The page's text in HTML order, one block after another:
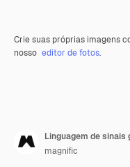
Crie suas próprias imagens
nosso editor de fotos.
Linguagem de sinais
magnific